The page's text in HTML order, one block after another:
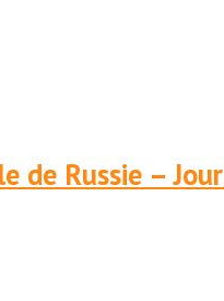
de Russie –